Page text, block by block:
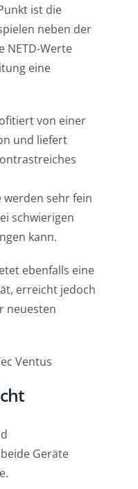
ist die
neben der
NETD-Werte
eine
von einer
und liefert
sehr fein
schwierigen
kann.
ebenfalls eine
erreicht jedoch
neuesten
Ventus
Geräte